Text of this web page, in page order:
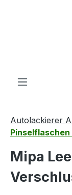
Autolackierer
Mipa